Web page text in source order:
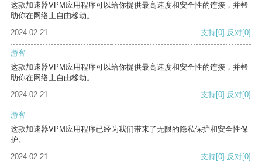
这款加速器VPM应用程序可以给你提供最高速度和安全性的连接，并帮
助你在网络上自由移动。
2024-02-21
支持[0] 反对[0]
游客
这款加速器VPM应用程序可以给你提供最高速度和安全性的连接，并帮
助你在网络上自由移动。
2024-02-21
支持[0] 反对[0]
游客
这款加速器VPM应用程序已经为我们带来了无限的隐私保护和安全性保
护。
2024-02-21
支持[0] 反对[0]